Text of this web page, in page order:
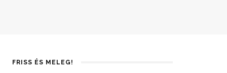
FRISS ÉS MELEG!